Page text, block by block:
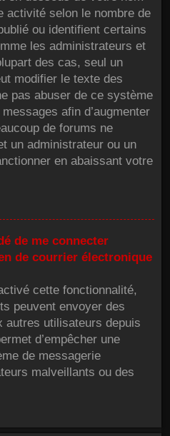
activité selon le nombre de
ou identifient certains
les administrateurs et
des cas, seul un
modifier le texte des
pas abuser de ce système
afin d’augmenter
de forums ne
un administrateur ou un
en abaissant votre
de me connecter
de courrier électronique
cette fonctionnalité,
peuvent envoyer des
autres utilisateurs depuis
d’empêcher une
de messagerie
malveillants ou des